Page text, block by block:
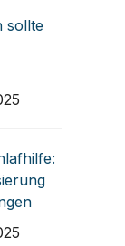
sollte